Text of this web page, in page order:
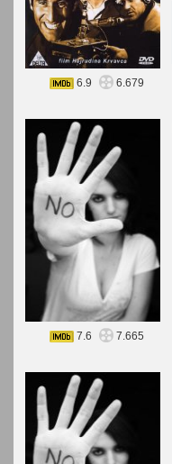
6.9
6.679
7.6 7.665